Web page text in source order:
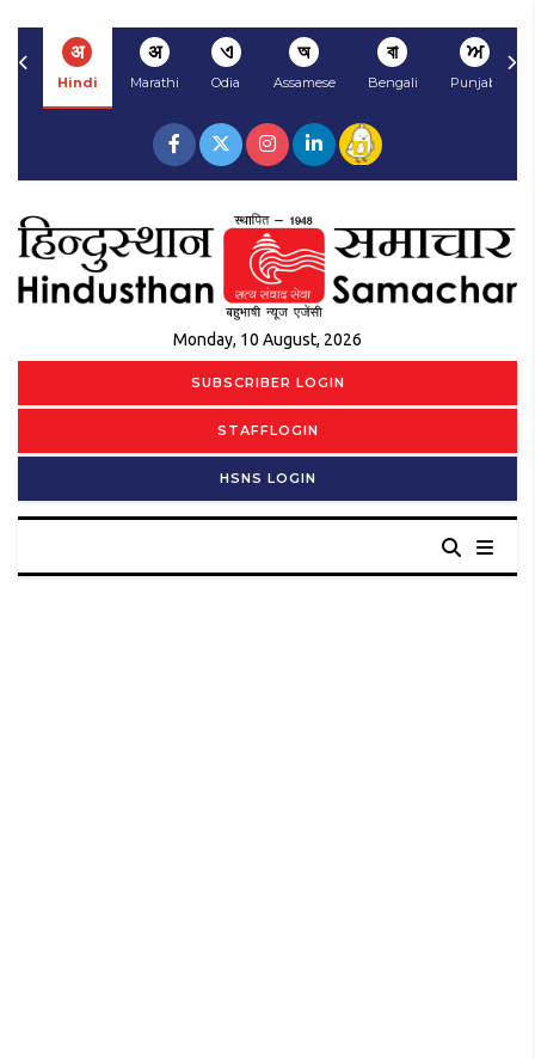
अ
Hindi
अ
Marathi
ଏ
Odia
অ
Assamese
বা
Bengali
ਅ
Punjabi
Monday, 10 August, 2026
SUBSCRIBER LOGIN
STAFFLOGIN
HSNS LOGIN